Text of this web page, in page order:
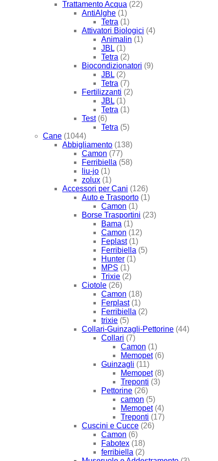
Trattamento Acqua (22)
AntiAlghe (1)
Tetra (1)
Attivatori Biologici (4)
Animalin (1)
JBL (1)
Tetra (2)
Biocondizionatori (9)
JBL (2)
Tetra (7)
Fertilizzanti (2)
JBL (1)
Tetra (1)
Test (6)
Tetra (5)
Cane (1044)
Abbigliamento (138)
Camon (77)
Ferribiella (58)
liu-jo (1)
zolux (1)
Accessori per Cani (126)
Auto e Trasporto (1)
Camon (1)
Borse Trasportini (23)
Bama (1)
Camon (12)
Feplast (1)
Ferribiella (5)
Hunter (1)
MPS (1)
Trixie (2)
Ciotole (26)
Camon (18)
Ferplast (1)
Ferribiella (2)
trixie (5)
Collari-Guinzagli-Pettorine (44)
Collari (7)
Camon (1)
Memopet (6)
Guinzagli (11)
Memopet (8)
Treponti (3)
Pettorine (26)
camon (5)
Memopet (4)
Treponti (17)
Cuscini e Cucce (26)
Camon (6)
Fabotex (18)
ferribiella (2)